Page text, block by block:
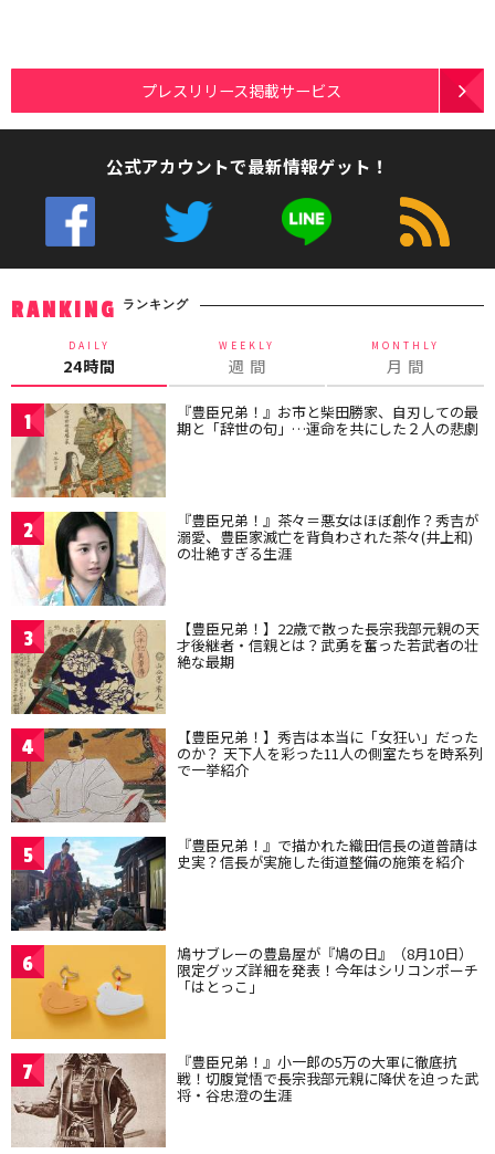
プレスリリース掲載サービス
公式アカウントで最新情報ゲット！
RANKING ランキング
DAILY
24時間
WEEKLY
週 間
MONTHLY
月 間
1 『豊臣兄弟！』お市と柴田勝家、自刃しての最
期と「辞世の句」…運命を共にした２人の悲劇
2 『豊臣兄弟！』茶々＝悪女はほぼ創作？秀吉が
溺愛、豊臣家滅亡を背負わされた茶々(井上和)
の壮絶すぎる生涯
3 【豊臣兄弟！】22歳で散った長宗我部元親の天
才後継者・信親とは？武勇を奮った若武者の壮
絶な最期
4 【豊臣兄弟！】秀吉は本当に「女狂い」だった
のか？ 天下人を彩った11人の側室たちを時系列
で一挙紹介
5 『豊臣兄弟！』で描かれた織田信長の道普請は
史実？信長が実施した街道整備の施策を紹介
6 鳩サブレーの豊島屋が『鳩の日』（8月10日）
限定グッズ詳細を発表！今年はシリコンポーチ
「はとっこ」
7 『豊臣兄弟！』小一郎の5万の大軍に徹底抗
戦！切腹覚悟で長宗我部元親に降伏を迫った武
将・谷忠澄の生涯